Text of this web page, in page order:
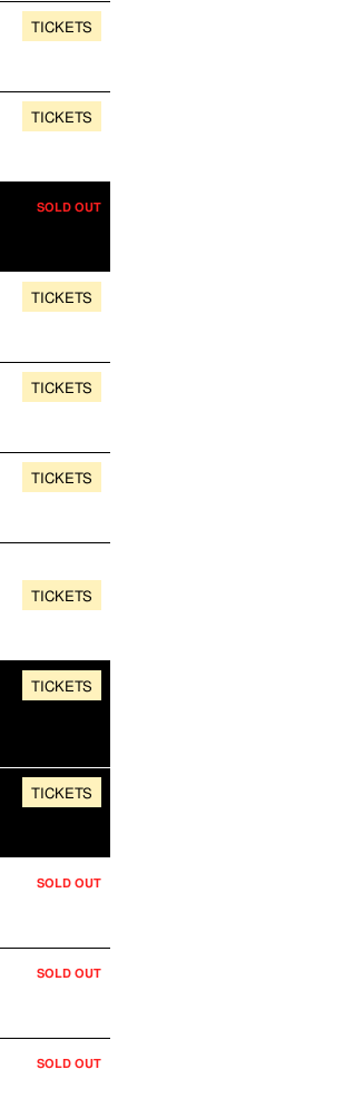
TICKETS
TICKETS
SOLD OUT
TICKETS
TICKETS
TICKETS
TICKETS
TICKETS
TICKETS
SOLD OUT
SOLD OUT
SOLD OUT